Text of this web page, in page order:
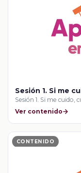
Sesión 1. Si me
Sesión 1. Si me cuido,
Ver contenido
CONTENIDO